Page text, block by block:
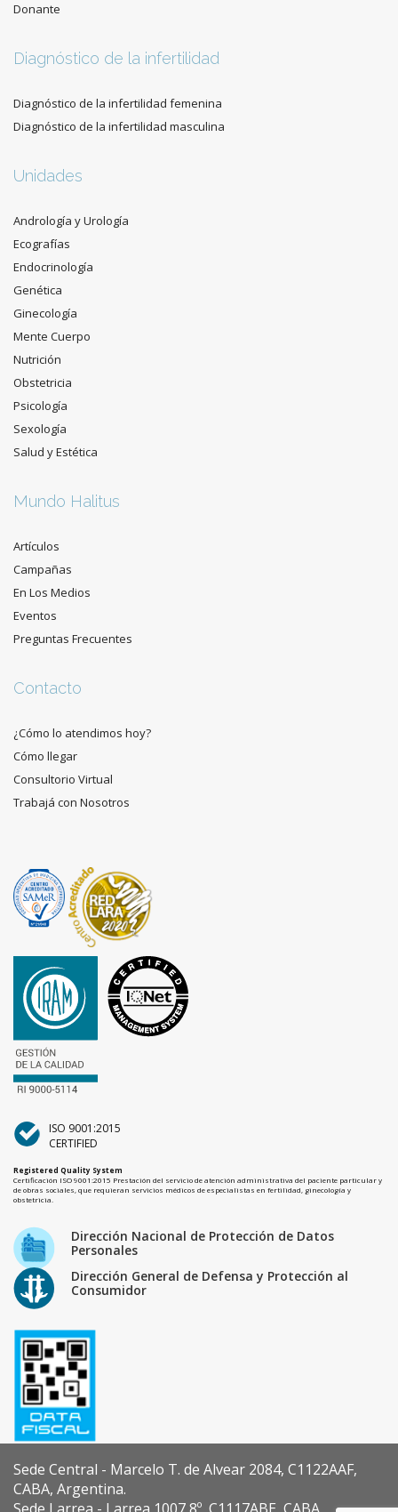
Donante
Diagnóstico de la infertilidad
Diagnóstico de la infertilidad femenina
Diagnóstico de la infertilidad masculina
Unidades
Andrología y Urología
Ecografías
Endocrinología
Genética
Ginecología
Mente Cuerpo
Nutrición
Obstetricia
Psicología
Sexología
Salud y Estética
Mundo Halitus
Artículos
Campañas
En Los Medios
Eventos
Preguntas Frecuentes
Contacto
¿Cómo lo atendimos hoy?
Cómo llegar
Consultorio Virtual
Trabajá con Nosotros
ISO 9001:2015
CERTIFIED
Registered Quality System
Certificación ISO 9001:2015 Prestación del servicio de atención administrativa del paciente particular y
de obras sociales, que requieran servicios médicos de especialistas en fertilidad, ginecología y
obstetricia.
Dirección Nacional de Protección de Datos
Personales
Dirección General de Defensa y Protección al
Consumidor
Sede Central - Marcelo T. de Alvear 2084, C1122AAF,
CABA, Argentina.